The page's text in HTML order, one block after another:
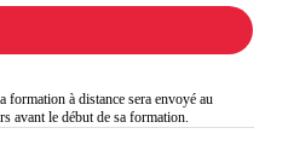
formation à distance sera envoyé au
avant le début de sa formation.